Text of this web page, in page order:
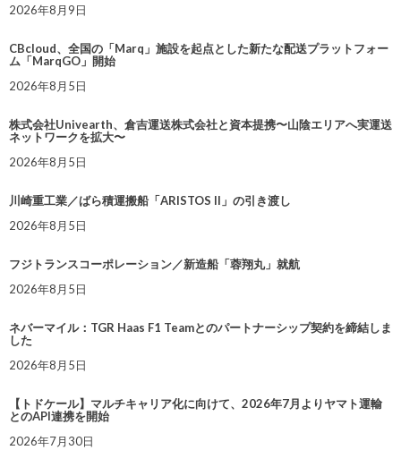
2026年8月9日
CBcloud、全国の「Marq」施設を起点とした新たな配送プラットフォー
ム「MarqGO」開始
2026年8月5日
株式会社Univearth、倉吉運送株式会社と資本提携〜山陰エリアへ実運送
ネットワークを拡大〜
2026年8月5日
川崎重工業／ばら積運搬船「ARISTOS II」の引き渡し
2026年8月5日
フジトランスコーポレーション／新造船「蓉翔丸」就航
2026年8月5日
ネバーマイル：TGR Haas F1 Teamとのパートナーシップ契約を締結しま
した
2026年8月5日
【トドケール】マルチキャリア化に向けて、2026年7月よりヤマト運輸
とのAPI連携を開始
2026年7月30日